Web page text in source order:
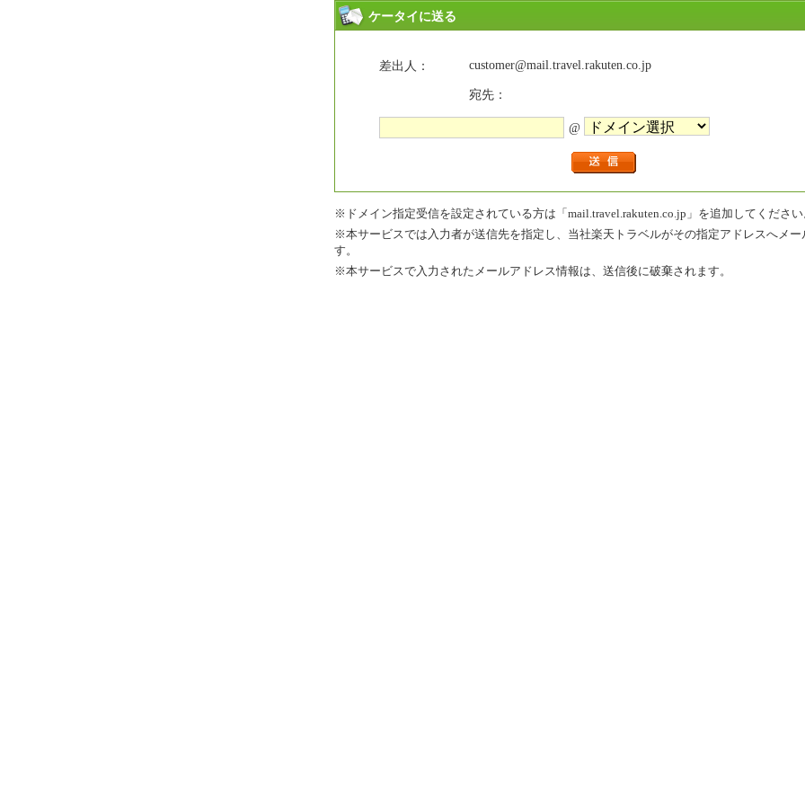
ケータイに送る
差出人： customer@mail.travel.rakuten.co.jp
宛先：
@
※ドメイン指定受信を設定されている方は「mail.travel.rakuten.co.jp」を追加してください
※本サービスでは入力者が送信先を指定し、当社楽天トラベルがその指定アドレスへメー
す。
※本サービスで入力されたメールアドレス情報は、送信後に破棄されます。